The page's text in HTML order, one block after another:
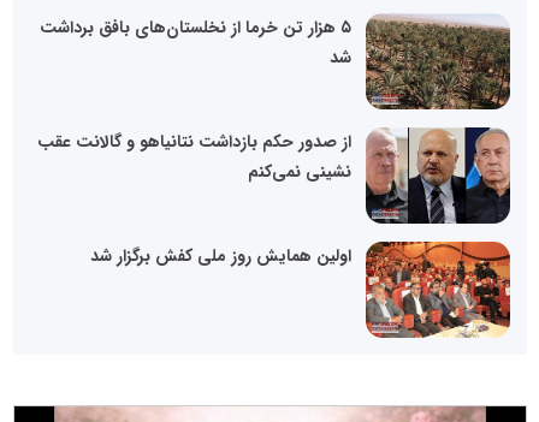
۵ هزار تن خرما از نخلستان‌های بافق برداشت
شد
از صدور حکم بازداشت نتانیاهو و گالانت عقب
نشینی نمی‌کنم
اولین همایش روز ملی کفش برگزار شد